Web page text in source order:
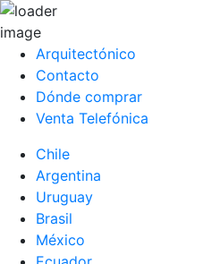
Arquitectónico
Contacto
Dónde comprar
Venta Telefónica
Chile
Argentina
Uruguay
Brasil
México